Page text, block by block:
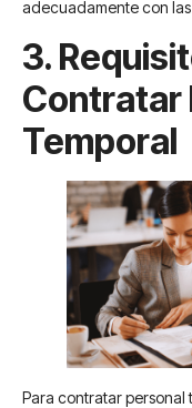
adecuadamente con
3.
Contratar
Temporal
Para contratar personal